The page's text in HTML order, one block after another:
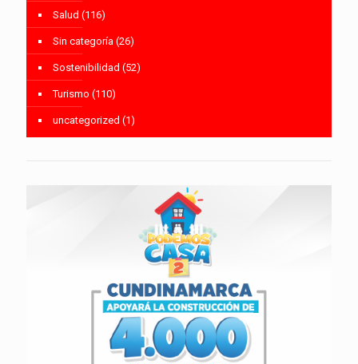
Salud (116)
Sin categoría (26)
Sostenibilidad (52)
Turismo (110)
uncategorized (1)